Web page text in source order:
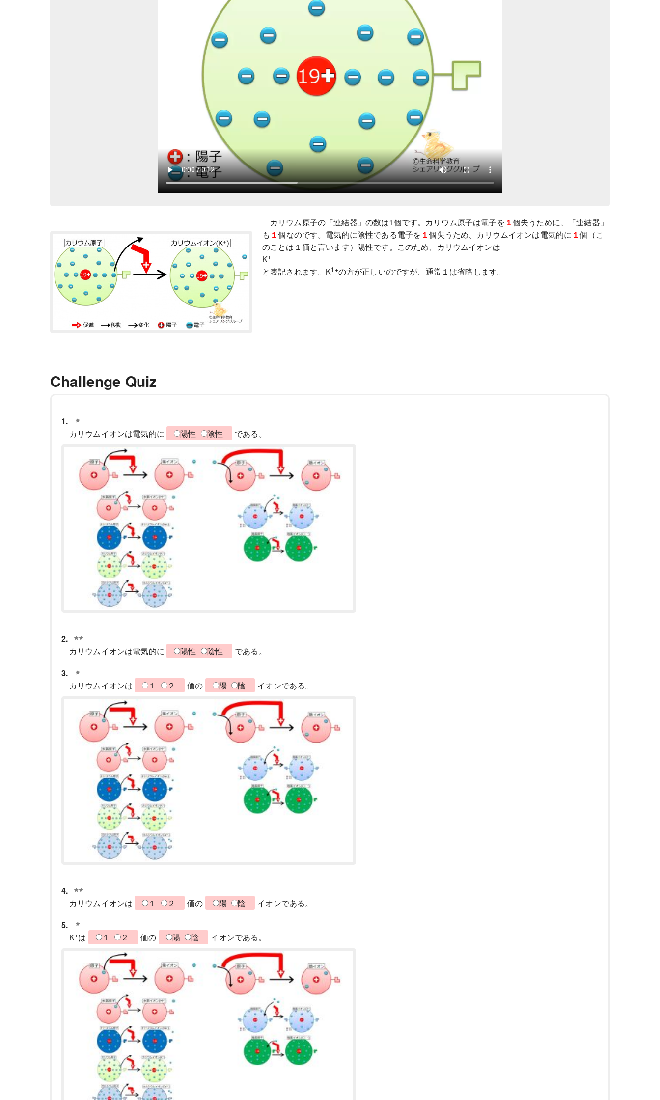
カリウム原子の「連結器」の数は1個です。カリウム原子は電子を １個失うために、「連結器」
も １個なのです。電気的に陰性である電子を １個失うため、カリウムイオンは電気的に １個（こ
のことは１価と言います）陽性です。このため、カリウムイオンは
K+
と表記されます。K1+の方が正しいのですが、通常１は省略します。
Challenge Quiz
1.
カリウムイオンは電気的に
陽性 陰性 である。
2.
カリウムイオンは電気的に
陽性 陰性
である。
3.
カリウムイオンは
１ ２ 価の 陽 陰 イオンである。
4.
カリウムイオンは
１ ２ 価の 陽 陰
イオンである。
5.
K+は １ ２ 価の 陽 陰 イオンである。